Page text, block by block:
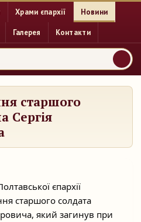
Храми єпархії Новини
Галерея Контакти
старшого
Сергія
єпархії
старшого солдата
який загинув при